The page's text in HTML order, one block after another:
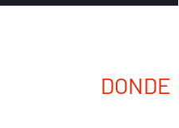
DONDE